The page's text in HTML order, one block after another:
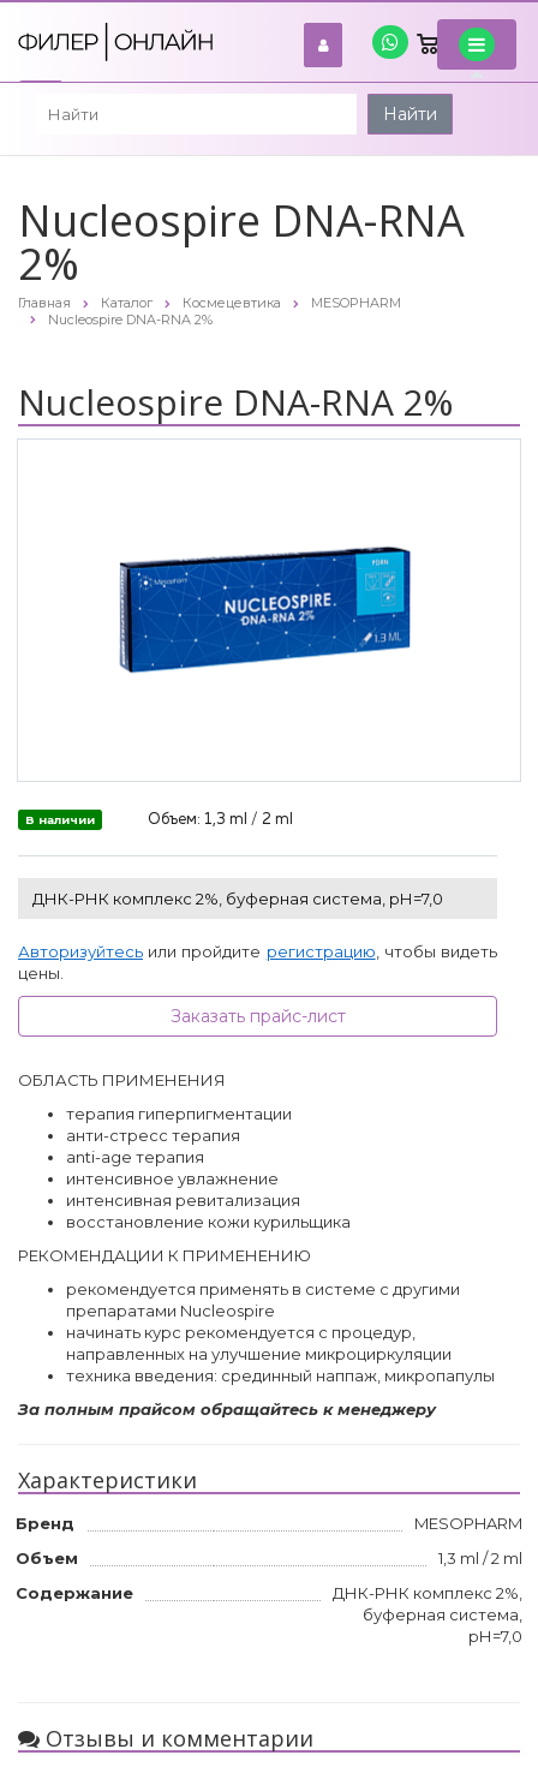
войти
Найти
Nucleospire DNA-RNA
2%
Главная Каталог Космецевтика
MESOPHARM
Nucleospire DNA-RNA 2%
Nucleospire DNA-RNA 2%
В наличии Объем: 1,3 ml / 2 ml
ДНК-РНК комплекс 2%, буферная система, рН=7,0
Авторизуйтесь или пройдите регистрацию, чтобы видеть
цены.
Заказать прайс-лист
ОБЛАСТЬ ПРИМЕНЕНИЯ
терапия гиперпигментации
анти-стресс терапия
аnti-age терапия
интенсивное увлажнение
интенсивная ревитализация
восстановление кожи курильщика
РЕКОМЕНДАЦИИ К ПРИМЕНЕНИЮ
рекомендуется применять в системе с другими
препаратами Nucleospire
начинать курс рекомендуется с процедур,
направленных на улучшение микроциркуляции
техника введения: срединный наппаж, микропапулы
За полным прайсом обращайтесь к менеджеру
Характеристики
Бренд
MESOPHARM
Объем
1,3 ml / 2 ml
Содержание
ДНК-РНК комплекс 2%,
буферная система,
рН=7,0
Отзывы и комментарии